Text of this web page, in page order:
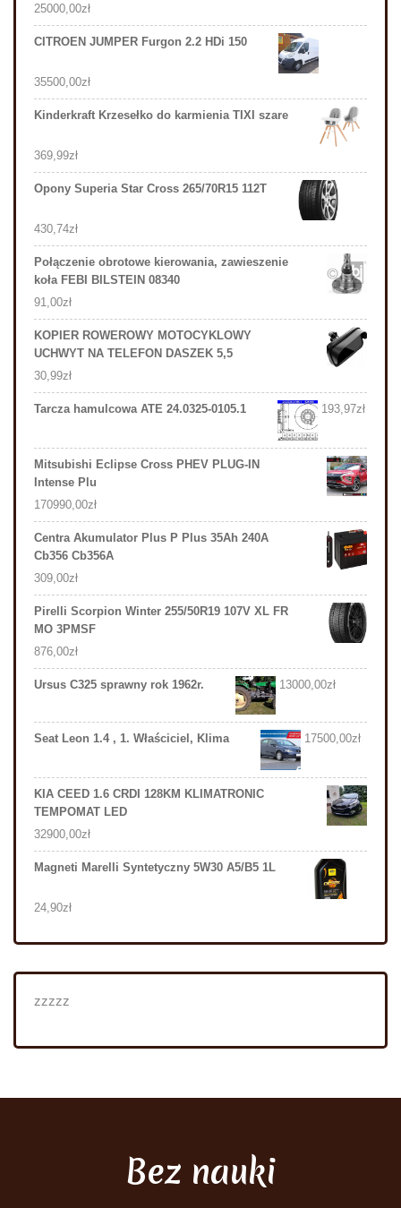
25000,00zł
CITROEN JUMPER Furgon 2.2 HDi 150
35500,00zł
Kinderkraft Krzesełko do karmienia TIXI szare
369,99zł
Opony Superia Star Cross 265/70R15 112T
430,74zł
Połączenie obrotowe kierowania, zawieszenie
koła FEBI BILSTEIN 08340
91,00zł
KOPIER ROWEROWY MOTOCYKLOWY
UCHWYT NA TELEFON DASZEK 5,5
30,99zł
Tarcza hamulcowa ATE 24.0325-0105.1 193,97zł
Mitsubishi Eclipse Cross PHEV PLUG-IN
Intense Plu
170990,00zł
Centra Akumulator Plus P Plus 35Ah 240A
Cb356 Cb356A
309,00zł
Pirelli Scorpion Winter 255/50R19 107V XL FR
MO 3PMSF
876,00zł
Ursus C325 sprawny rok 1962r. 13000,00zł
Seat Leon 1.4 , 1. Właściciel, Klima 17500,00zł
KIA CEED 1.6 CRDI 128KM KLIMATRONIC
TEMPOMAT LED
32900,00zł
Magneti Marelli Syntetyczny 5W30 A5/B5 1L
24,90zł
zzzzz
Bez nauki